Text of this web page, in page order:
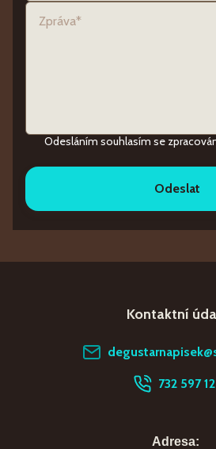
Odesláním souhlasím se
Odeslat
Kontaktní
732 597
Adresa: